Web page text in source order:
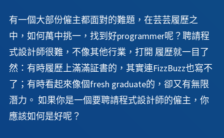
有一個大部份僱主都面對的難題，在芸芸履歷之
中，如何萬中挑一，找到好programmer呢？聘請程
式設計師很難，不像其他行業，打開 履歷就一目了
然：有時履歷上滿滿証書的，其實連FizzBuzz也寫不
了；有時看起來像個fresh graduate的，卻又有無限
潛力。 如果你是一個要聘請程式設計師的僱主，你
應該如何是好呢？